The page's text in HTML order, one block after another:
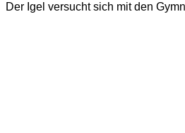
Der Igel versucht sich mit den